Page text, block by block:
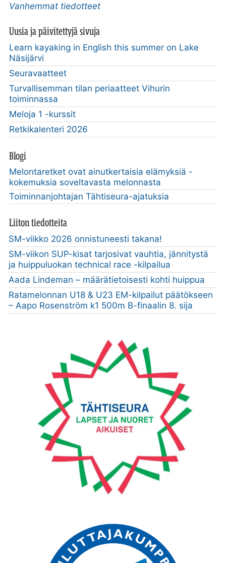
Vanhemmat tiedotteet
Uusia ja päivitettyjä sivuja
Learn kayaking in English this summer on Lake
Näsijärvi
Seuravaatteet
Turvallisemman tilan periaatteet Vihurin
toiminnassa
Meloja 1 -kurssit
Retkikalenteri 2026
Blogi
Melontaretket ovat ainutkertaisia elämyksiä -
kokemuksia soveltavasta melonnasta
Toiminnanjohtajan Tähtiseura-ajatuksia
Liiton tiedotteita
SM-viikko 2026 onnistuneesti takana!
SM-viikon SUP-kisat tarjosivat vauhtia, jännitystä
ja huippuluokan technical race -kilpailua
Aada Lindeman – määrätietoisesti kohti huippua
Ratamelonnan U18 & U23 EM-kilpailut päätökseen
– Aapo Rosenström k1 500m B-finaalin 8. sija